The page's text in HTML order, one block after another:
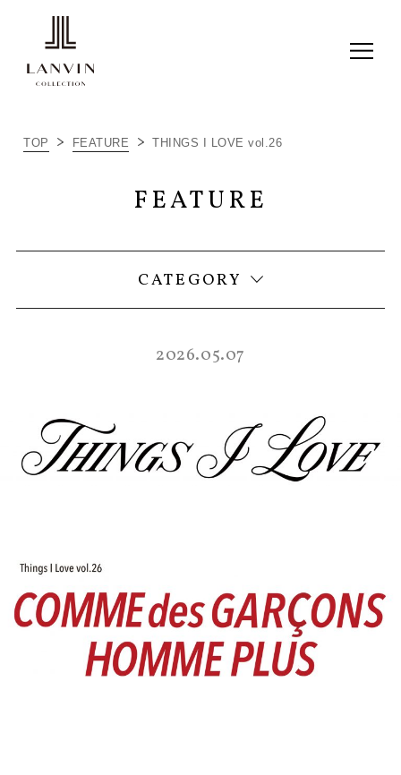
TOP FEATURE THINGS I LOVE vol.26
FEATURE
CATEGORY
THINGS I LOVE
2026.05.07